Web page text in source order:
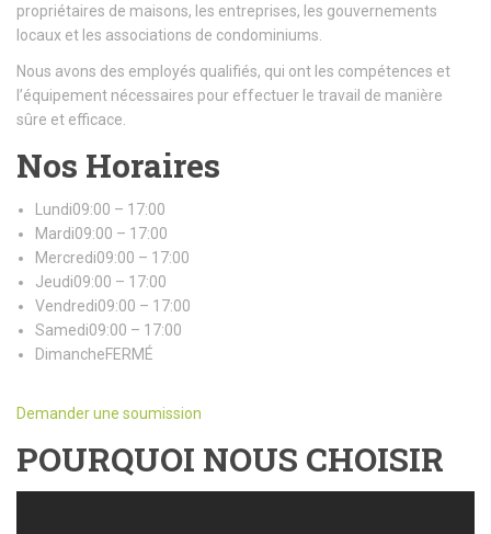
propriétaires de maisons, les entreprises, les gouvernements
locaux et les associations de condominiums.
Nous avons des employés qualifiés, qui ont les compétences et
l’équipement nécessaires pour effectuer le travail de manière
sûre et efficace.
Nos Horaires
Lundi09:00 – 17:00
Mardi09:00 – 17:00
Mercredi09:00 – 17:00
Jeudi09:00 – 17:00
Vendredi09:00 – 17:00
Samedi09:00 – 17:00
DimancheFERMÉ
Demander une soumission
POURQUOI NOUS CHOISIR